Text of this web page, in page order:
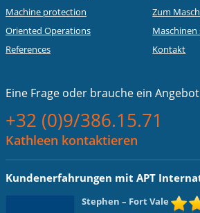
Machine protection
Oriented Operations
References
Zum
Maschinen
Kontakt
Eine Frage oder brauche ein Angebot
+32 (0)9/386.15.71
Kathleen kontaktieren
Kundenerfahrungen mit APT
Stephen – Fort Vale